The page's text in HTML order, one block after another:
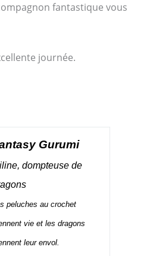
fantastique vous
journée.
Gurumi
dompteuse de
peluches au crochet
vie et les dragons
leur envol.